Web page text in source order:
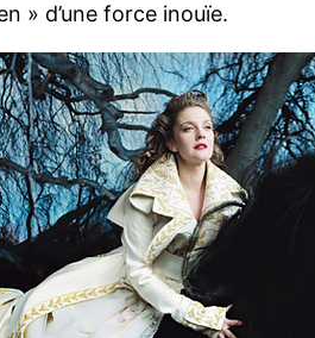
» d’une force inouïe.